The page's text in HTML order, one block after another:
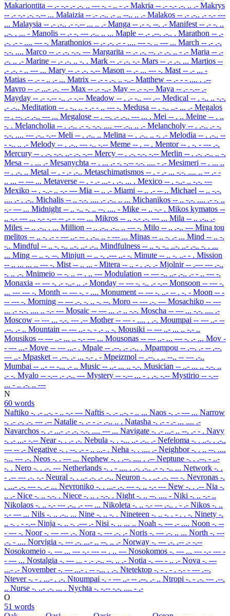
Makariontita -- .- -.- .- .-. .. --- -. - .. - .- Makria -- .- -.- .-. .. .- Makrys
-- .- -.- .-. -.-- ... Malaizia -- .- .-.. .- .. --.. .. .- Malakos -- .- .-.. .- -.- ---
... Malaysia -- .- .-.. .- -.-- ... .. .- Manga -- .- -. --. .- Manifest -- .- -. ..
..-. . ... - Manolis -- .- -. --- .-.. .. ... Maple -- .- .--. .-.. . Marathon -- .-
.-. .- - .... --- -. Marathonios -- .- .-. .- - .... --- -. .. --- ... March -- .- .-.
-.-. .... Marco -- .- .-. -.-. --- Margarita -- .- .-. --. .- .-. .. - .- Maria -- .-
.-. .. .- Marine -- .- .-. .. -. . Mark -- .- .-. -.- Mars -- .- .-. ... Martios --
.- .-. - .. --- ... Mary -- .- .-. -.-- Mason -- .- ... --- -. Mast -- .- ... -
Matias -- .- - .. .- ... Matrix -- .- - .-. .. -..- Matthew -- .- - - .... . .--
Mavro -- .- ...- .-. --- Max -- .- -..- May -- .- -.-- Maya -- .- -.-- .-
Mayday -- .- -.-- -.. .- -.-- Meadow -- . .- -.. --- .-- Medical -- . -.. .. -.-.
.- .-.. Meditation -- . -.. .. - .- - .. --- -. Medusa -- . -.. ..- ... .- Megalos
-- . --. .- .-.. --- ... Megalose -- . --. .- .-.. --- ... . Mei -- . .. Meine -- . ..
-. . Melancholia -- . .-.. .- -. -.-. .... --- .-.. .. .- Melancholy -- . .-.. .- -.
-.-. .... --- .-.. -.-- Meli -- . .-.. .. Melina -- . .-.. .. -. .- Melodia -- . .-.. --
- -.. .. .- Melody -- . .-.. --- -.. -.-- Meme -- . -- . Mentor-- . -. - --- .-.
Mercury -- . .-. -.-. ..- .-. -.-- Mercy -- . .-. -.-. -.-- Merlin -- . .-. .-.. .. -.
Mesa -- . ... .- Mesanychta -- . ... .- -. -.-- -.-. .... - .- Mesimeri -- . ... ..
-- . .-. .. Metal -- . - .- .-.. Metaschimatismos -- . - .- ... -.-. .... .. -- .- -
.. ... -- --- ... Metaverse -- . - .- ...- . .-. ... . Mexico -- . -..- .. -.-. ---
Mexiko -- . -..- .. -.- --- Mia -- .. .- Miami -- .. .- -- .. Michael -- .. -.-.
.... .- . .-.. Michalis -- .. -.-. .... .- .-.. .. ... Michanikos -- .. -.-. .... .- -. ..
-.- --- ... Midnight -- .. -.. -. .. --. .... - Mike -- .. -.- . Mikos kymatos --
.. -.- --- ... -.- -.-- -- .- - --- ... Mikros -- .. -.- .-. --- ... Mila -- .. .-.. .-
Miles -- .. .-.. . ... Million -- .. .-.. .-.. .. --- -. Milo -- .. .-.. --- Mina tou
melitos -- .. -. .- - --- ..- -- . .-.. .. - --- ... Minas -- .. -. .- ... Mind -- .. -.
-.. Mindful -- .. -. -.. ..-. ..- .-.. Mindfulness -- .. -. -.. ..-. ..- .-.. -. . ...
... Ming -- .. -. --. Minjun -- .. -. .--- ..- -. Minute -- .. -. ..- - . Mission
-- .. ... ... .. --- -. Mist -- .. ... - Mitera -- .. - . .-. .- Mjolnir-- .--- --- .-..
-. .. .-. Mnimeio -- -. .. -- . .. --- Modulation -- --- -.. ..- .-.. .- - .. --- -.
Monaxia -- --- -. .- -..- .. .- Monday -- --- -. -.. .- -.-- Monsoon -- --- -.
... --- --- -. Month -- --- -. - .... Monument -- --- -. ..- -- . -. - Moon -- -
-- --- -. Morning -- --- .-. -. .. -. --. Moro -- --- .-. --- Mosachiko -- ---
... .- -.-. .... .. -.- --- Mosaic -- --- ... .- .. -.-. Moscha -- --- ... -.-. .... .-
Moscow -- --- ... -.-. --- .-- Mother-- --- - .... . .-. Moumpai -- --- ..- --
.--. .- .. Mountain -- --- ..- -. - .- .. -. Mousiki -- --- ..- ... .. -.- ..
Mousikos -- --- ..- ... .. -.- --- ... Mousonas -- --- ..- ... --- -. .- ... Mov -
- --- ...- Move -- --- ...- . Mpale -- .--. .- .-.. . Mpampou -- .--. .- -- .--.
--- ..- Mpasket -- .--. .- ... -.- . - Mpeizmol -- .--. . .. --.. -- --- .-..
Mumbai -- ..- -- -... .- .. Music -- ..- ... .. -.-. Musician -- ..- ... .. -.-. ..
.- -. Myalo -- -.-- .- .-.. --- Mystery -- -.-- ... - . .-. -.-- Mystirio -- -.--
... - .. .-. .. ---
N
60 words
Naftiko -. .- ..-. - .. -.- --- Naftis -. .- ..-. - .. ... Naos -. .- --- ... Narrow
-. .- .-. .-. --- .-- Natalie -. .- - .- .-.. .. . Natasha -. .- - .- ... .... .-
Navarchos -. .- ...- .- .-. -.-. .... --- ... Navigate -. .- ...- .. --. .- - . Navy
-. .- ...- -.-- Near-. . .- .-. Nebula -. . -... ..- .-.. .- Nefeloma -. . ..-. . .-..
--- -- .- Negative -. . --. .- - .. ...- . Neha -. . .... .- Neighbor-. . .. --. ....
-... --- .-. Neos -. . --- ... Nephew -. . .--. .... . .-- Neptune -. . .--. - ..-
-. . Nero -. . .-. --- Netherlands -. . - .... . .-. .-.. .- -. -.. ... Network -. .
- .-- --- .-. -.- Neural -. . ..- .-. .- .-.. Neuron -. . ..- .-. --- -. Nevronas -.
. ...- .-. --- -. .- ... Nevroniko -. . ...- .-. --- -. .. -.- --- New -. . .-- Nia -.
.. .- Nice -. .. -.-. . Niece -. .. . -.-. . Night -. .. --. .... - Niki -. .. -.- ..
Nikolaos -. .. -.- --- .-.. .- --- ... Nikoleta -. .. -.- --- .-.. . - .- Nikos -. ..
-.- --- ... Nils -. .. .-.. ... Nine -. .. -. . Nineteen -. .. -. . - . . -. Ninety -.
.. -. . - -.-- Ninja -. .. -. .--- .- Nisi -. .. ... .. Noah -. --- .- .... Noon -. --
- --- -. Noor-. --- --- .-. Nora -. --- .-. .- Noris -. --- .-. .. ... North -. ---
.-. - .... Norvigia -. --- .-. ...- .. --. .. .- Norway -. --- .-. .-- .- -.--
Nosokomeio -. --- ... --- -.- --- -- . .. --- Nosokomos -. --- ... --- -.- --- -
- --- ... Nostalgia -. --- ... - .- .-.. --. .. .- Notia -. --- - .. .- Nova -. ---
...- .- November-. --- ...- . -- -... . .-. Ntetektop -. - . - . -.- - --- .--.
Ntever-. - . ...- . .-. Ntoumpai -. - --- ..- -- .--. .- .. Ntropi -. - .-. --- .--.
.. Nurse -. ..- .-. ... . Nychta -. -.-- -.-. .... - .-
O
51 words